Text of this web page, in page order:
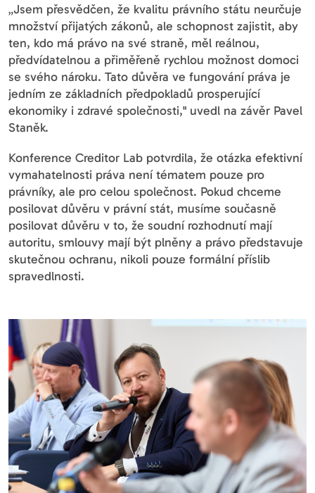
„Jsem přesvědčen, že kvalitu právního státu neurčuje
množství přijatých zákonů, ale schopnost zajistit, aby
ten, kdo má právo na své straně, měl reálnou,
předvídatelnou a přiměřeně rychlou možnost domoci
se svého nároku. Tato důvěra ve fungování práva je
jedním ze základních předpokladů prosperující
ekonomiky i zdravé společnosti," uvedl na závěr Pavel
Staněk.
Konference Creditor Lab potvrdila, že otázka efektivní
vymahatelnosti práva není tématem pouze pro
právníky, ale pro celou společnost. Pokud chceme
posilovat důvěru v právní stát, musíme současně
posilovat důvěru v to, že soudní rozhodnutí mají
autoritu, smlouvy mají být plněny a právo představuje
skutečnou ochranu, nikoli pouze formální příslib
spravedlnosti.